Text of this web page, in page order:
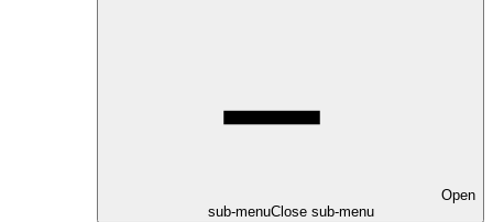
Open
sub-menuClose sub-menu